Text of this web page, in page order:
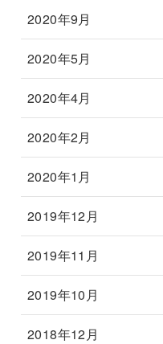
2020年9月
2020年5月
2020年4月
2020年2月
2020年1月
2019年12月
2019年11月
2019年10月
2018年12月